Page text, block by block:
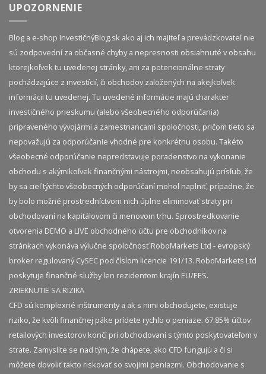
UPOZORNENIE
Blog a e-shop InvestičnýBlog.sk ako aj ich majiteľ a prevádzkovateľ nie
sú zodpovední za občasné chyby a nepresnosti obsiahnuté v obsahu
ktorejkoľvek tu uvedenej stránky, ani za potencionálne straty
pochádzajúce z investícií, či obchodov založených na akejkoľvek
informácii tu uvedenej. Tu uvedené informácie majú charakter
investičného prieskumu (alebo všeobecného odporúčania)
pripraveného vývojármi a zamestnancami spoločnosti, pričom tieto sa
nepovažujú za odporúčanie vhodné pre konkrétnu osobu. Takéto
všeobecné odporúčanie nepredstavuje poradenstvo na vykonanie
obchodu s akýmikoľvek finančnými nástrojmi, neobsahujú prísľub, že
by sa cieľ týchto všeobecných odporúčaní mohol naplniť, prípadne, že
by bolo možné prostredníctvom nich úplne eliminovať straty pri
obchodovaní na kapitálovom či menovom trhu. Sprostredkovanie
otvorenia DEMO a LIVE obchodného účtu pre obchodníkov na
stránkach vykonáva výlučne spoločnosť RoboMarkets Ltd - evropský
broker regulovaný CySEC pod číslom licencie 191/13. RoboMarkets Ltd
poskytuje finančné služby len rezidentom krajín EU/EES.
ZRIEKNUTIE SA RIZIKA
CFD sú komplexné inštrumenty a ak s nimi obchodujete, existuje
riziko, že kvôli finančnej páke prídete rychlo o peniaze. 67.85% účtov
retailových investorov končí pri obchodovaní s týmto poskytovateľom v
strate. Zamyslite se nad tým, že chápete, ako CFD fungujú a či si
môžete dovoliť takto riskovať so svojimi peniazmi. Obchodovanie s